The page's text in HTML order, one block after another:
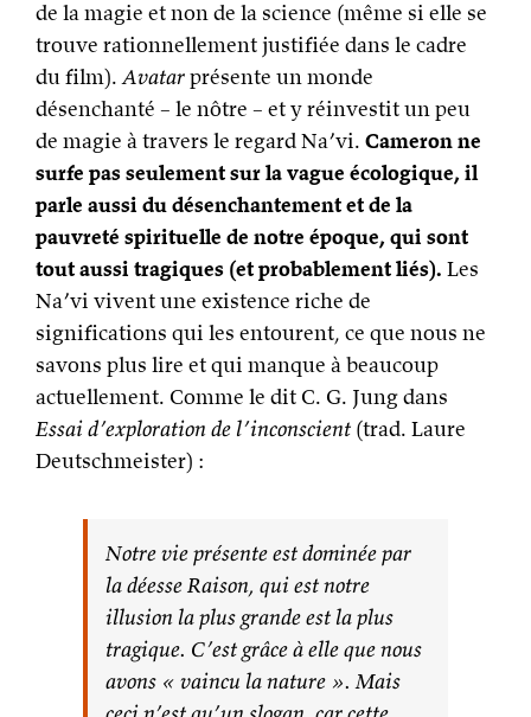
de la magie et non de la science (même si elle se
trouve rationnellement justifiée dans le cadre
du film).Avatarprésente un monde
désenchanté – le nôtre – et y réinvestit un peu
de magie à travers le regard Na’vi. Cameron ne
surfe pas seulement sur la vague écologique, il
parle aussi du désenchantement et de la
pauvreté spirituelle de notre époque, qui sont
tout aussi tragiques (et probablement liés). Les
Na’vi vivent une existence riche de
significations qui les entourent, ce que nous ne
savons plus lire et qui manque à beaucoup
actuellement. Comme le dit C. G. Jung dans
Essai d’exploration de l’inconscient (trad. Laure
Deutschmeister) :
Notre vie présente est dominée par
la déesse Raison, qui est notre
illusion la plus grande est la plus
tragique. C’est grâce à elle que nous
avons « vaincu la nature ». Mais